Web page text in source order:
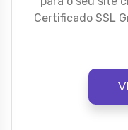
Certificado SSL